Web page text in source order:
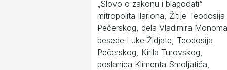
„Slovo o zakonu i blagodati“
mitropolita Ilariona, Žitije Teodosija
Pečerskog, dela Vladimira
besede Luke Židjate, Teodosija
Pečerskog, Kirila Turovskog,
poslanica Klimenta Smoljatiča,